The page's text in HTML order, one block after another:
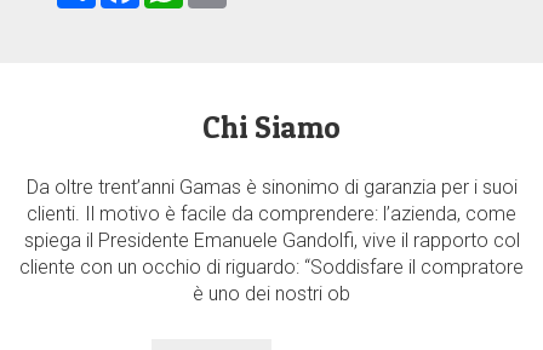
Chi Siamo
Da oltre trent’anni Gamas è sinonimo di garanzia per i suoi
clienti. Il motivo è facile da comprendere: l’azienda, come
spiega il Presidente Emanuele Gandolfi, vive il rapporto col
cliente con un occhio di riguardo: “Soddisfare il compratore
è uno dei nostri ob